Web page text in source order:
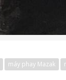
máy phay Mazak